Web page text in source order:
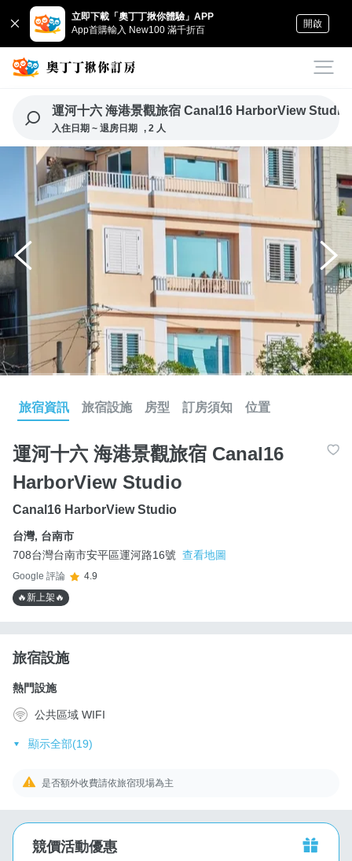
立即下載「奧丁丁揪你體驗」APP
App首購輸入 New100 滿千折百
開啟
運河十六 海港景觀旅宿 Canal16 HarborView Studio
入住日期 ~ 退房日期 , 2 人
旅宿資訊 旅宿設施 房型 訂房須知 位置
運河十六 海港景觀旅宿 Canal16
HarborView Studio
Canal16 HarborView Studio
台灣, 台南市
708台灣台南市安平區運河路16號 查看地圖
Google 評論
4.9
🔥新上架🔥
旅宿設施
熱門設施
公共區域 WIFI
顯示全部(19)
是否額外收費請依旅宿現場為主
競價活動優惠